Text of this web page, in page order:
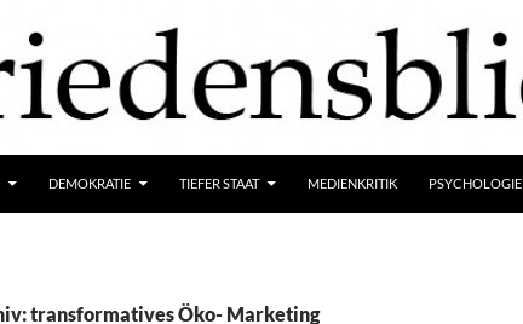
DEMOKRATIE TIEFER STAAT MEDIENKRITIK PSYCHOLOGIE
transformatives Öko- Marketing